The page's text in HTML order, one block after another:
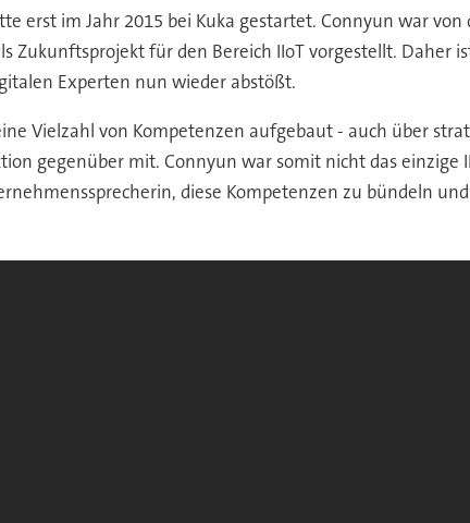
erst im Jahr 2015 bei Kuka gestartet. Connyun war
Zukunftsprojekt für den Bereich IIoT vorgestellt. Daher
Experten nun wieder abstößt.
Vielzahl von Kompetenzen aufgebaut - auch über
gegenüber mit. Connyun war somit nicht das einzige
diese Kompetenzen zu bündeln